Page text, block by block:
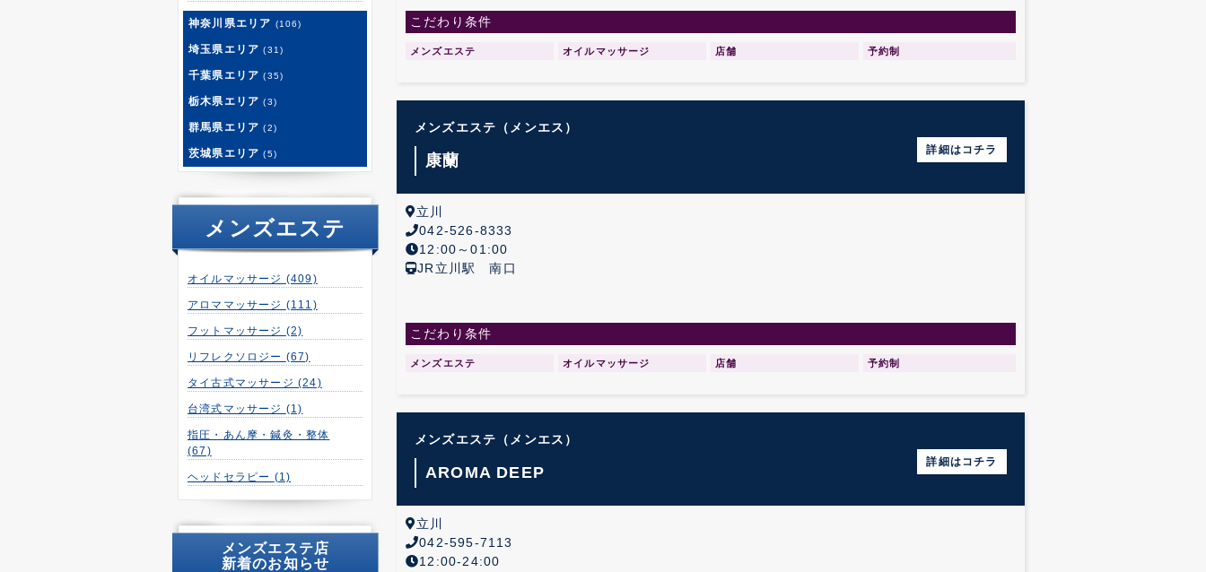
ココロもカラダもリラックスしていただけるサロン作りを目指しています。
こだわり条件
メンズエステ オイルマッサージ 店舗 予約制
メンズエステ （メンエス）
康蘭
詳細はコチラ
立川
042-526-8333
12:00～01:00
JR立川駅 南口
こだわり条件
メンズエステ オイルマッサージ 店舗 予約制
メンズエステ （メンエス）
AROMA DEEP
詳細はコチラ
立川
042-595-7113
12:00-24:00
神奈川県エリア (106)
埼玉県エリア(31)
千葉県エリア(35)
栃木県エリア(3)
群馬県エリア(2)
茨城県エリア(5)
メンズエステ
オイルマッサージ (409)
アロママッサージ (111)
フットマッサージ (2)
リフレクソロジー (67)
タイ古式マッサージ (24)
台湾式マッサージ (1)
指圧・あん摩・鍼灸・整体
(67)
ヘッドセラピー (1)
メンズエステ店
新着のお知らせ